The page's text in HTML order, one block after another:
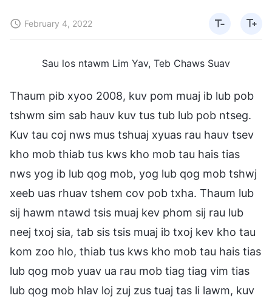
February 4, 2022
Sau los ntawm Lim Yav, Teb Chaws Suav
Thaum pib xyoo 2008, kuv pom muaj ib lub pob
tshwm sim sab hauv kuv tus tub lub pob ntseg.
Kuv tau coj nws mus tshuaj xyuas rau hauv tsev
kho mob thiab tus kws kho mob tau hais tias
nws yog ib lub qog mob, yog lub qog mob tshwj
xeeb uas rhuav tshem cov pob txha. Thaum lub
sij hawm ntawd tsis muaj kev phom sij rau lub
neej txoj sia, tab sis tsis muaj ib txoj kev kho tau
kom zoo hlo, thiab tus kws kho mob tau hais tias
lub qog mob yuav ua rau mob tiag tiag vim tias
lub qog mob hlav loj zuj zus tuaj tas li lawm, kuv